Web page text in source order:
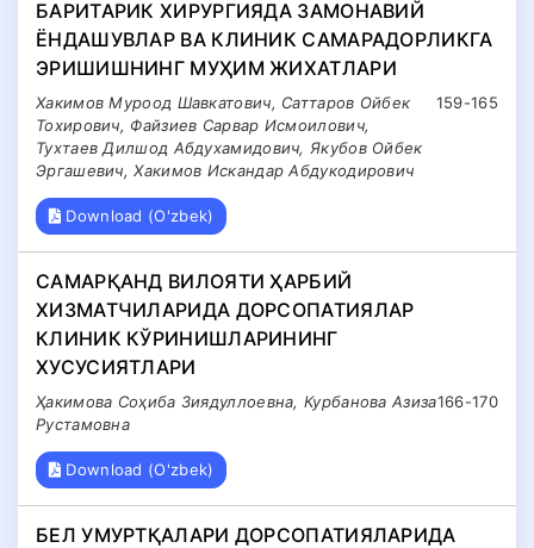
БАРИТАРИК ХИРУРГИЯДА ЗАМОНАВИЙ
ЁНДАШУВЛАР ВА КЛИНИК САМАРАДОРЛИКГА
ЭРИШИШНИНГ МУҲИМ ЖИХАТЛАРИ
159-165
Хакимов Муроод Шавкатович, Саттаров Ойбек
Тохирович, Файзиев Сарвар Исмоилович,
Тухтаев Дилшод Абдухамидович, Якубов Ойбек
Эргашевич, Хакимов Искандар Абдукодирович
Download (O'zbek)
САМАРҚАНД ВИЛОЯТИ ҲАРБИЙ
ХИЗМАТЧИЛАРИДА ДОРСОПАТИЯЛАР
КЛИНИК КЎРИНИШЛАРИНИНГ
ХУСУСИЯТЛАРИ
166-170
Ҳакимова Соҳиба Зиядуллоевна, Курбанова Азиза
Рустамовна
Download (O'zbek)
БЕЛ УМУРТҚАЛАРИ ДОРСОПАТИЯЛАРИДА